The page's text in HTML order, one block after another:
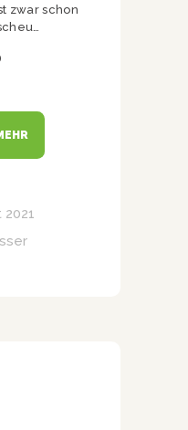
zwar schon
2021